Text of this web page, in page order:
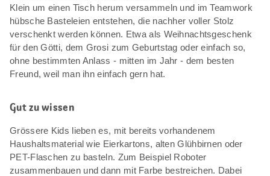
Klein um einen Tisch herum versammeln und im Teamwork
hübsche Basteleien entstehen, die nachher voller Stolz
verschenkt werden können. Etwa als Weihnachtsgeschenk
für den Götti, dem Grosi zum Geburtstag oder einfach so,
ohne bestimmten Anlass - mitten im Jahr - dem besten
Freund, weil man ihn einfach gern hat.
Gut zu wissen
Grössere Kids lieben es, mit bereits vorhandenem
Haushaltsmaterial wie Eierkartons, alten Glühbirnen oder
PET-Flaschen zu basteln. Zum Beispiel Roboter
zusammenbauen und dann mit Farbe bestreichen. Dabei